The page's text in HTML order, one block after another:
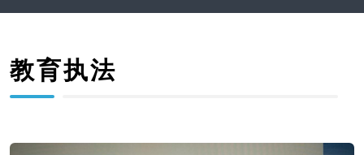
教育执法